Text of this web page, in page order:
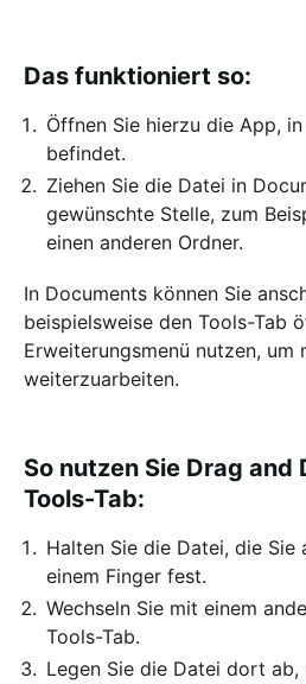
Das funktioniert so:
Öffnen Sie hierzu die App,
befindet.
Ziehen Sie die Datei in
gewünschte Stelle, zum
einen anderen Ordner.
In Documents können Sie
beispielsweise den Tools-Tab
Erweiterungsmenü nutzen, um
weiterzuarbeiten.
So nutzen Sie Drag and
Tools-Tab:
Halten Sie die Datei, die Sie
einem Finger fest.
Wechseln Sie mit einem
Tools-Tab.
Legen Sie die Datei dort ab,